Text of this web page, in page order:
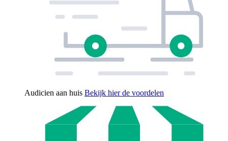
Audicien aan huis Bekijk hier de voordelen